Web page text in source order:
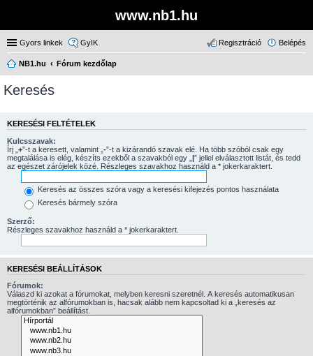
www.nb1.hu
Gyors linkek GyIK Belépés
Regisztráció
NB1.hu Fórum kezdőlap
Keresés
KERESÉSI FELTÉTELEK
Kulcsszavak:
Írj „ +”-t a keresett, valamint „ -”-t a kizárandó szavak elé. Ha több szóból csak egy
megtalálása is elég, készíts ezekből a szavakból egy „ |” jellel elválasztott listát, és tedd
az egészet zárójelek közé. Részleges szavakhoz használd a * jokerkaraktert.
Keresés az összes szóra vagy a keresési kifejezés pontos használata
Keresés bármely szóra
Szerző:
Részleges szavakhoz használd a * jokerkaraktert.
KERESÉSI BEÁLLÍTÁSOK
Fórumok:
Válaszd ki azokat a fórumokat, melyben keresni szeretnél. A keresés automatikusan
megtörténik az alfórumokban is, hacsak alább nem kapcsoltad ki a „keresés az
alfórumokban” beállítást.